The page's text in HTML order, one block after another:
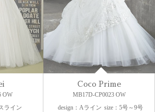
OW
ライン
Coco Prime
MB17D-CP0023 OW
design：Aライン size：5号～9号